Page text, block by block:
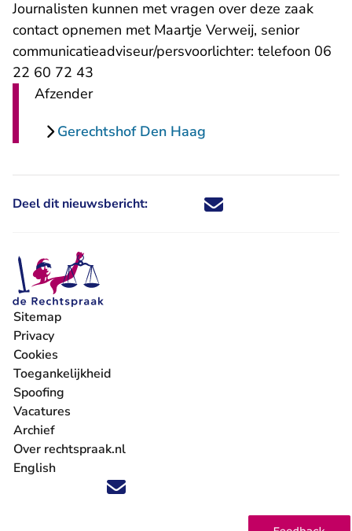
Journalisten kunnen met vragen over deze zaak
contact opnemen met Maartje Verweij, senior
communicatieadviseur/persvoorlichter: telefoon 06
22 60 72 43
Afzender
Gerechtshof Den Haag
Deel dit nieuwsbericht: Deel dit nieuwsbericht via X -
Deel dit nieuwsbericht via
Deel dit nieuwsbericht
Deel dit
Volg ons op X (Twitter) - U verlaat Rechtspraak.nl
Volg ons op Facebook - U verlaat Rechtspraak.nl
Volg ons op Instagram - U verlaat Rechtspraak.nl
Volg ons op Youtube - U verlaat Rechtspraak.nl
Volg ons op LinkedIn - U verlaat
'Blijf op de hoogte' nieuwsbrief - U verlaat
Sitemap
Privacy
Cookies
Toegankelijkheid
Spoofing
Vacatures
- U verlaat Rechtspraak.nl
Archief
Over rechtspraak.nl
English